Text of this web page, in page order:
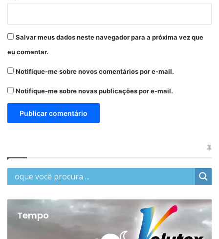
Salvar meus dados neste navegador para a próxima vez que
eu comentar.
Notifique-me sobre novos comentários por e-mail.
Notifique-me sobre novas publicações por e-mail.
Tempo